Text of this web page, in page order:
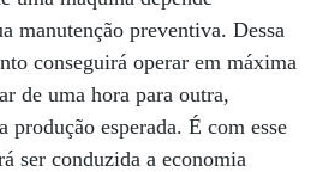
manutenção preventiva. Dessa
conseguirá operar em máxima
de uma hora para outra,
produção esperada. É com esse
ser conduzida a economia